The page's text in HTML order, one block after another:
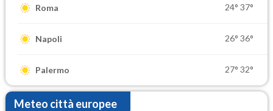
Roma 24° 37°
Napoli 26° 36°
Palermo 27° 32°
Meteo città europee